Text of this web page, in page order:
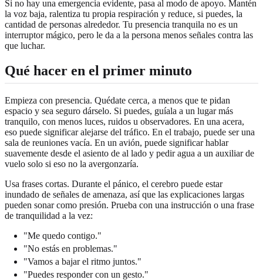
Si no hay una emergencia evidente, pasa al modo de apoyo. Mantén
la voz baja, ralentiza tu propia respiración y reduce, si puedes, la
cantidad de personas alrededor. Tu presencia tranquila no es un
interruptor mágico, pero le da a la persona menos señales contra las
que luchar.
Qué hacer en el primer minuto
Empieza con presencia. Quédate cerca, a menos que te pidan
espacio y sea seguro dárselo. Si puedes, guíala a un lugar más
tranquilo, con menos luces, ruidos u observadores. En una acera,
eso puede significar alejarse del tráfico. En el trabajo, puede ser una
sala de reuniones vacía. En un avión, puede significar hablar
suavemente desde el asiento de al lado y pedir agua a un auxiliar de
vuelo solo si eso no la avergonzaría.
Usa frases cortas. Durante el pánico, el cerebro puede estar
inundado de señales de amenaza, así que las explicaciones largas
pueden sonar como presión. Prueba con una instrucción o una frase
de tranquilidad a la vez:
"Me quedo contigo."
"No estás en problemas."
"Vamos a bajar el ritmo juntos."
"Puedes responder con un gesto."